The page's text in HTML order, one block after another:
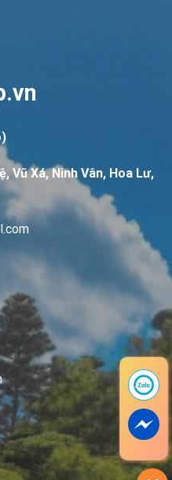
Vũ Xá, Ninh Vân, Hoa Lư,